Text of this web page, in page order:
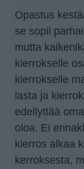
Opastus
se sopii
mutta
kierrokselle
kierrokselle
lasta ja
edellyttää
oloa. Ei
kierros alkaa
kerroksesta,